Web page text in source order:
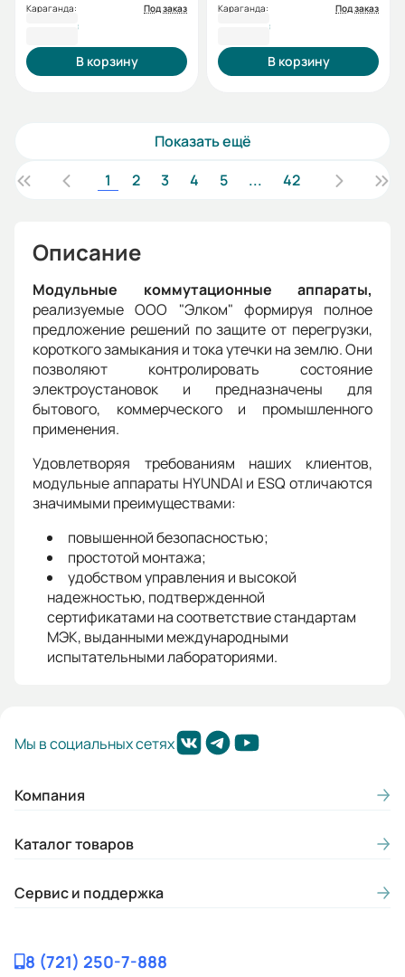
Караганда: Под заказ
В корзину
Караганда: Под заказ
В корзину
Показать ещё
1
2 3 4 5 ... 42
Описание
Модульные коммутационные аппараты,
реализуемые ООО "Элком" формируя полное
предложение решений по защите от перегрузки,
короткого замыкания и тока утечки на землю. Они
позволяют контролировать состояние
электроустановок и предназначены для
бытового, коммерческого и промышленного
применения.
Удовлетворяя требованиям наших клиентов,
модульные аппараты HYUNDAI и ESQ отличаются
значимыми преимуществами:
повышенной безопасностью;
простотой монтажа;
удобством управления и высокой
надежностью, подтвержденной
сертификатами на соответствие стандартам
МЭК, выданными международными
испытательными лабораториями.
Мы в социальных сетях
Компания
Каталог товаров
Сервис и поддержка
8 (721) 250-7-888